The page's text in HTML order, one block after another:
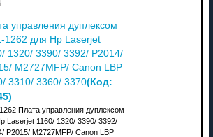
управления дуплексом
1262 для Hp Laserjet
1320/ 3390/ 3392/ P2014/
M2727MFP/ Canon LBP
3310/ 3360/ 3370(Код:
)
Плата управления дуплексом
Laserjet 1160/ 1320/ 3390/ 3392/
P2015/ M2727MFP/ Canon LBP